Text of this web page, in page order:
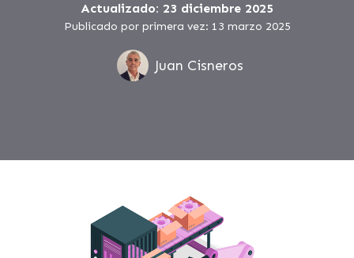
Actualizado: 23 diciembre 2025
Publicado por primera vez: 13 marzo 2025
Juan Cisneros